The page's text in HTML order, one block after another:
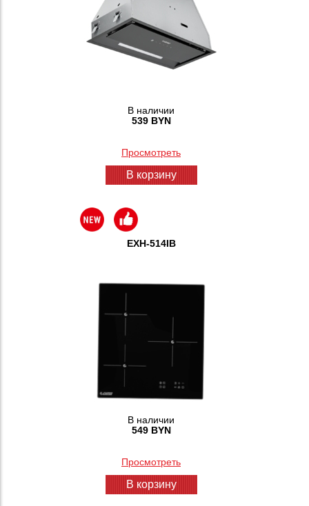
В наличии
539 BYN
Просмотреть
В корзину
EXH-514IB
В наличии
549 BYN
Просмотреть
В корзину